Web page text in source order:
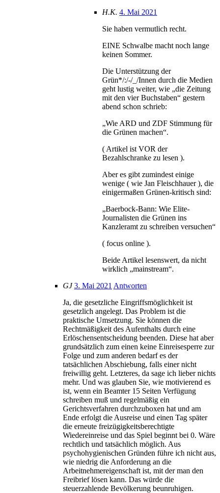
H.K. 4. Mai 2021
Sie haben vermutlich recht.
EINE Schwalbe macht noch lange
keinen Sommer.
Die Unterstützung der
Grün*/:/-/_/Innen durch die Medien
geht lustig weiter, wie „die Zeitung
mit den vier Buchstaben“ gestern
abend schon schrieb:
„Wie ARD und ZDF Stimmung für
die Grünen machen“.
( Artikel ist VOR der
Bezahlschranke zu lesen ).
Aber es gibt zumindest einige
wenige ( wie Jan Fleischhauer ), die
einigermaßen Grünen-kritisch sind:
„Baerbock-Bann: Wie Elite-
Journalisten die Grünen ins
Kanzleramt zu schreiben versuchen“
( focus online ).
Beide Artikel lesenswert, da nicht
wirklich „mainstream“.
GJ 3. Mai 2021 Antworten
Ja, die gesetzliche Eingriffsmöglichkeit ist
gesetzlich angelegt. Das Problem ist die
praktische Umsetzung. Sie können die
Rechtmäßigkeit des Aufenthalts durch eine
Erlöschensentscheidung beenden. Diese hat aber
grundsätzlich zum einen keine Einreisesperre zur
Folge und zum anderen bedarf es der
tatsächlichen Abschiebung, falls einer nicht
freiwillig geht. Letzteres, da sage ich lieber nichts
mehr. Und was glauben Sie, wie motivierend es
ist, wenn ein Beamter 15 Seiten Verfügung
schreiben muß und regelmäßig ein
Gerichtsverfahren durchzuboxen hat und am
Ende erfolgt die Ausreise und einen Tag später
die erneute freizügigkeitsberechtigte
Wiedereinreise und das Spiel beginnt bei 0. Wäre
rechtlich und tatsächlich möglich. Aus
psychohygienischen Gründen führe ich nicht aus,
wie niedrig die Anforderung an die
Arbeitnehmereigenschaft ist, mit der man den
Freibrief lösen kann. Das würde die
steuerzahlende Bevölkerung beunruhigen.